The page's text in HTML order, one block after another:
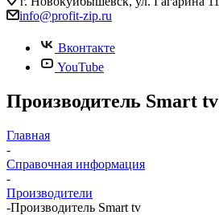
info@profit-zip.ru
Вконтакте
YouTube
Производитель Smart tv
Главная
-
Справочная информация
-
Производители
-Производитель Smart tv